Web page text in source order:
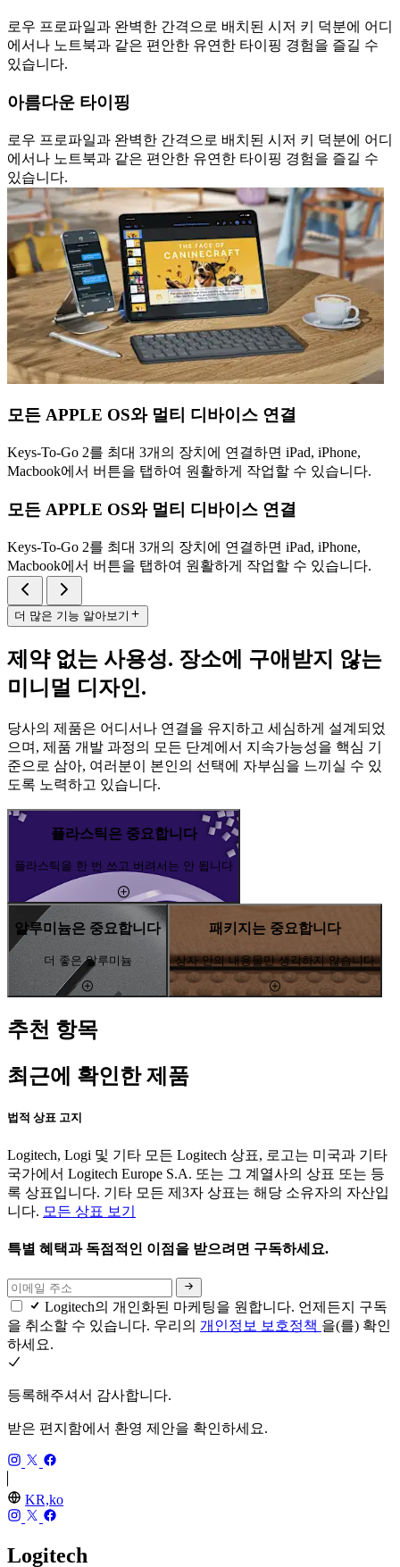
로우 프로파일과 완벽한 간격으로 배치된 시저 키 덕분에 어디
에서나 노트북과 같은 편안한 유연한 타이핑 경험을 즐길 수
있습니다.
아름다운 타이핑
로우 프로파일과 완벽한 간격으로 배치된 시저 키 덕분에 어디
에서나 노트북과 같은 편안한 유연한 타이핑 경험을 즐길 수
있습니다.
모든 APPLE OS와 멀티 디바이스 연결
Keys-To-Go 2를 최대 3개의 장치에 연결하면 iPad, iPhone,
Macbook에서 버튼을 탭하여 원활하게 작업할 수 있습니다.
모든 APPLE OS와 멀티 디바이스 연결
Keys-To-Go 2를 최대 3개의 장치에 연결하면 iPad, iPhone,
Macbook에서 버튼을 탭하여 원활하게 작업할 수 있습니다.
더 많은 기능 알아보기
제약 없는 사용성. 장소에 구애받지 않는
미니멀 디자인.
당사의 제품은 어디서나 연결을 유지하고 세심하게 설계되었
으며, 제품 개발 과정의 모든 단계에서 지속가능성을 핵심 기
준으로 삼아, 여러분이 본인의 선택에 자부심을 느끼실 수 있
도록 노력하고 있습니다.
플라스틱은 중요합니다
플라스틱을 한 번 쓰고 버려서는 안 됩니다
알루미늄은 중요합니다
더 좋은 알루미늄
패키지는 중요합니다
상자 안의 내용물만 생각하지 않습니다
추천 항목
최근에 확인한 제품
법적 상표 고지
Logitech, Logi 및 기타 모든 Logitech 상표, 로고는 미국과 기타
국가에서 Logitech Europe S.A. 또는 그 계열사의 상표 또는 등
록 상표입니다. 기타 모든 제3자 상표는 해당 소유자의 자산입
니다. 모든 상표 보기
특별 혜택과 독점적인 이점을 받으려면 구독하세요.
Logitech의 개인화된 마케팅을 원합니다. 언제든지 구독
을 취소할 수 있습니다. 우리의 개인정보 보호정책 을(를) 확인
하세요.
등록해주셔서 감사합니다.
받은 편지함에서 환영 제안을 확인하세요.
KR,ko
Logitech